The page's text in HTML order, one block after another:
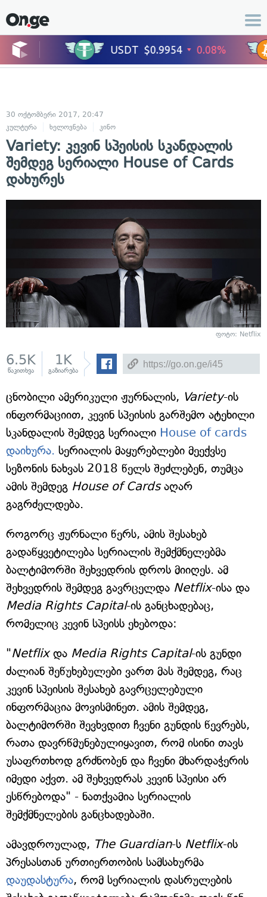
30 ოქტომბერი 2017, 20:47
კულტურა
ხელოვნება კინო
Variety: კევინ სპეისის სკანდალის
შემდეგ სერიალი House of Cards
დახურეს
ფოტო: Netflix
6.5K
წაკითხვა
1K
გაზიარება
ცნობილი ამერიკული ჟურნალის, Variety-ის
ინფორმაციით, კევინ სპეისის გარშემო ატეხილი
სკანდალის შემდეგ სერიალი House of cards
დაიხურა. სერიალის მაყურებლები მეექვსე
სეზონის ნახვას 2018 წელს შეძლებენ, თუმცა
ამის შემდეგ House of Cardsაღარ
გაგრძელდება.
როგორც ჟურნალი წერს, ამის შესახებ
გადაწყვეტილება სერიალის შემქმნელებმა
ბალტიმორში შეხვედრის დროს მიიღეს. ამ
შეხვედრის შემდეგ გავრცელდა Netflix-ისა და
Media Rights Capital-ის განცხადებაც,
რომელიც კევინ სპეისს ეხებოდა:
"Netflixდა Media Rights Capital-ის გუნდი
ძალიან შეწუხებულები ვართ მას შემდეგ, რაც
კევინ სპეისის შესახებ გავრცელებული
ინფორმაცია მოვისმინეთ. ამის შემდეგ,
ბალტიმორში შევხვდით ჩვენი გუნდის წევრებს,
რათა დავრწმუნებულიყავით, რომ ისინი თავს
უსაფრთხოდ გრძნობენ და ჩვენი მხარდაჭერის
იმედი აქვთ. ამ შეხვედრას კევინ სპეისი არ
ესწრებოდა" - ნათქვამია სერიალის
შემქმნელების განცხადებაში.
ამავდროულად, The Guardian-ს Netflix-ის
პრესასთან ურთიერთობის სამსახურმა
დაუდასტურა, რომ სერიალის დასრულების